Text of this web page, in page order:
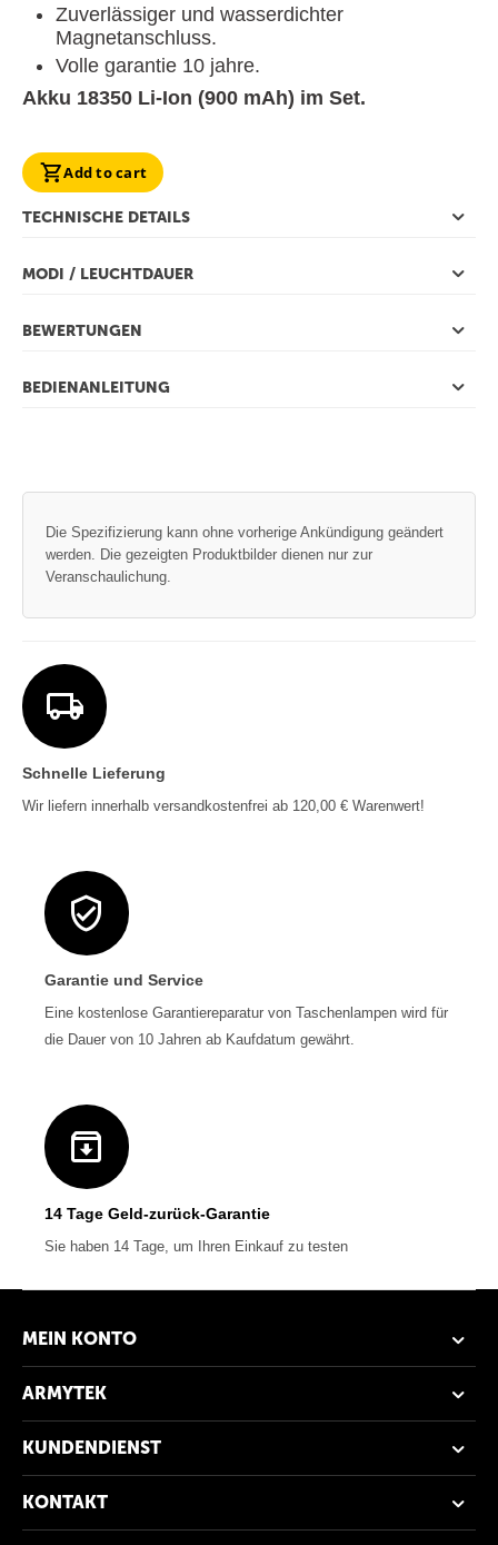
Zuverlässiger und wasserdichter
Magnetanschluss.
Volle garantie 10 jahre.
Akku 18350 Li-Ion (900 mAh) im Set.
Add to cart
TECHNISCHE DETAILS
MODI / LEUCHTDAUER
BEWERTUNGEN
BEDIENANLEITUNG
Die Spezifizierung kann ohne vorherige Ankündigung geändert
werden. Die gezeigten Produktbilder dienen nur zur
Veranschaulichung.
Schnelle Lieferung
Wir liefern innerhalb versandkostenfrei ab 120,00 € Warenwert!
Garantie und Service
Eine kostenlose Garantiereparatur von Taschenlampen wird für
die Dauer von 10 Jahren ab Kaufdatum gewährt.
14 Tage Geld-zurück-Garantie
Sie haben 14 Tage, um Ihren Einkauf zu testen
MEIN KONTO
ARMYTEK
KUNDENDIENST
KONTAKT